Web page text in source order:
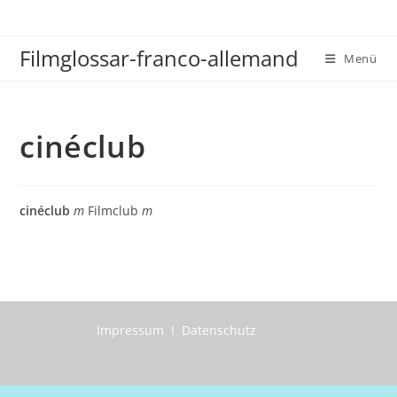
springen
Filmglossar-franco-allemand Menü
cinéclub
cinéclub m Filmclubm
Impressum I Datenschutz